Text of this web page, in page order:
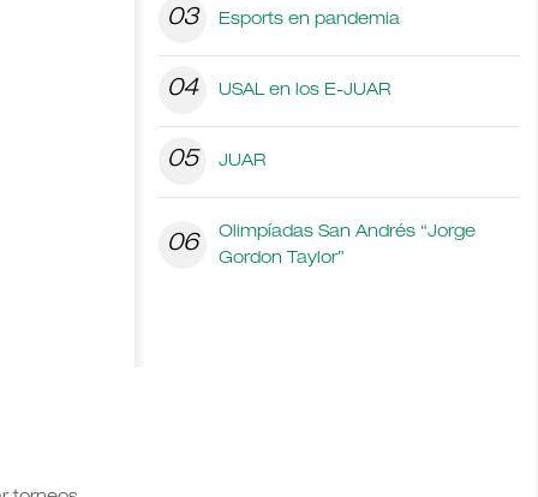
03 Esports en pandemia
04 USAL en los E-JUAR
05 JUAR
06
Olimpíadas San Andrés “Jorge
Gordon Taylor”